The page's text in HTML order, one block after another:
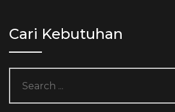
Cari Kebutuhan